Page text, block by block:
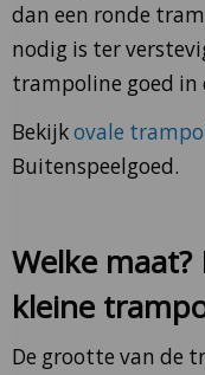
dan een ronde
nodig is ter
trampoline goed in
Bekijkovale
Buitenspeelgoed.
Welke
kleine
De grootte van de